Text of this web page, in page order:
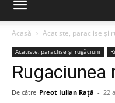
Acasă
Acatiste, paraclise și
Acatiste, paraclise și rugăciuni
Rugaciunea
De către Preot Iulian Raţă - 22